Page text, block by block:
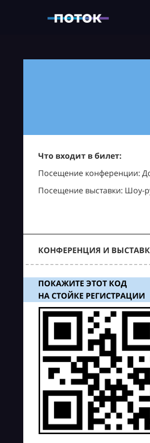
Что входит в билет:
Посещение конференции:
Посещение выставки: Шоу-
КОНФЕРЕНЦИЯ И
ПОКАЖИТЕ ЭТОТ КОД
НА СТОЙКЕ РЕГИСТРАЦИИ